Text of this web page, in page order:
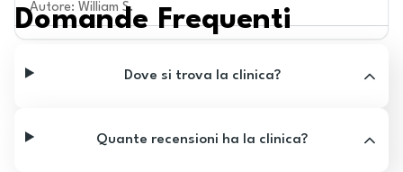
Autore: William S.
Domande Frequenti
Dove si trova la clinica?
Quante recensioni ha la clinica?